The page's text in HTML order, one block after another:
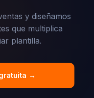
y diseñamos
que multiplica
plantilla.
→